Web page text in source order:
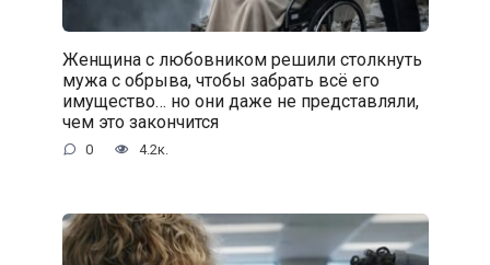
Женщина с любовником решили столкнуть
мужа с обрыва, чтобы забрать всё его
имущество… но они даже не представляли,
чем это закончится
0 4.2к.